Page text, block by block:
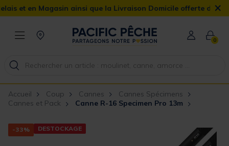
Magasin ainsi que la Livraison Domicile offerte dès 90€ ×
0
Accueil Coup Cannes
Cannes Spécimens
Cannes et Pack
Canne R-16 Specimen Pro 13m
-33% DESTOCKAGE